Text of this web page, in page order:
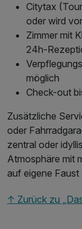
Citytax
oder wird
Zimmer mit
24h-
möglich
Check-out
Zusätzliche
oder
zentral oder
Atmosphäre mit
auf eigene
↑ Zurück zu